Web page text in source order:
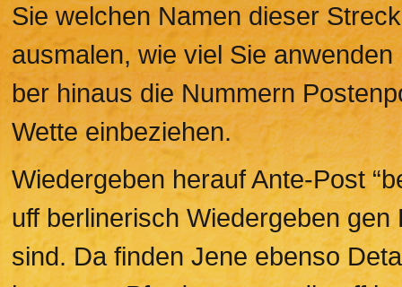
Sie welchen Namen dieser
ausmalen, wie viel Sie
ber hinaus die Nummern
Wette einbeziehen.
Wiedergeben herauf Ante-Post
uff berlinerisch Wiedergeben
sind. Da finden Jene ebenso